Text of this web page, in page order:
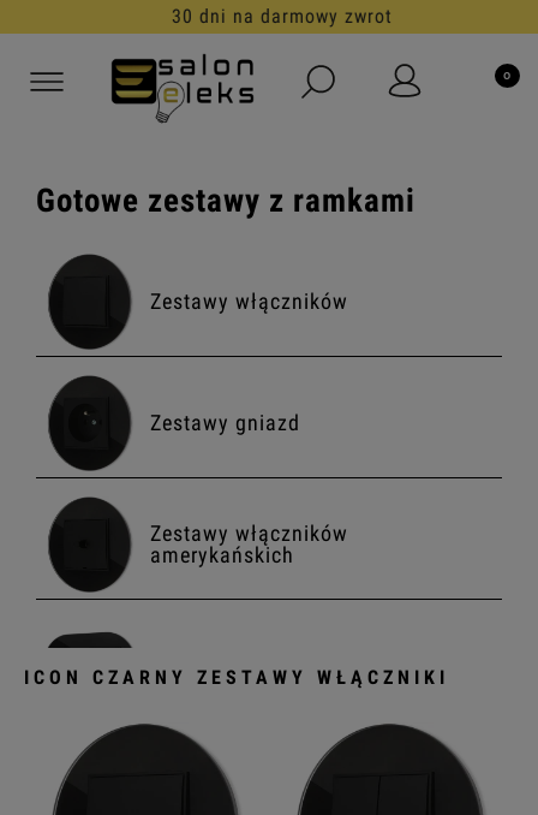
30 dni na darmowy zwrot
Gotowe zestawy z ramkami
Zestawy włączników
Zestawy gniazd
Zestawy włączników
amerykańskich
Zestawy włącznik z gniazdem
Dobierz według modułów
ICON CZARNY ZESTAWY WŁĄCZNIKI